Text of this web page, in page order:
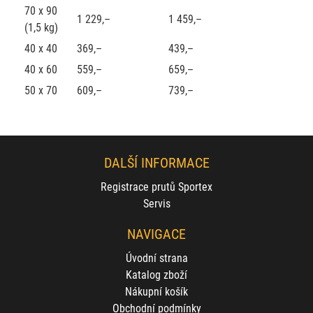
70 x 90
(1,5 kg)
1 229,–
1 459,–
40 x 40
369,–
439,–
40 x 60
559,–
659,–
50 x 70
609,– 739,–
DALŠÍ INFORMACE
Registrace prutů Sportex
Servis
NAVIGACE
Úvodní strana
Katalog zboží
Nákupní košík
Obchodní podmínky